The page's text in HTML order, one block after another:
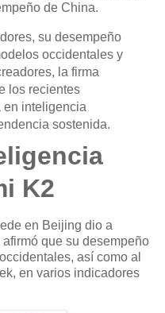
de China.
su desempeño
occidentales y
la firma
los recientes
en inteligencia
sostenida.
K2
en Beijing dio a
que su desempeño
así como al
en varios indicadores